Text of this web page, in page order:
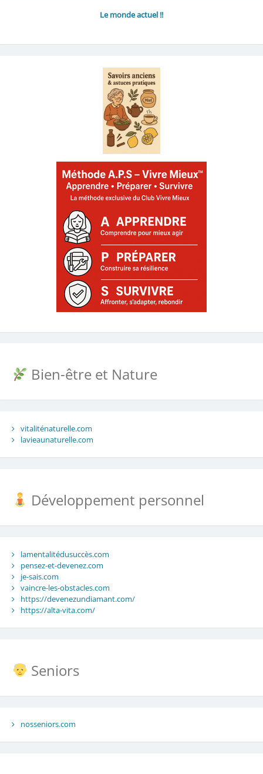
Le monde actuel !!
Bien-être et Nature
vitaliténaturelle.com
lavieaunaturelle.com
Développement personnel
lamentalitédusuccès.com
pensez-et-devenez.com
je-sais.com
vaincre-les-obstacles.com
https://devenezundiamant.com/
https://alta-vita.com/
Seniors
nosseniors.com